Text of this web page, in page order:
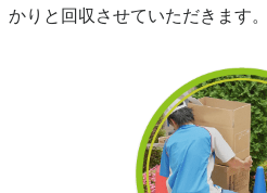
かりと回収させていただきます。